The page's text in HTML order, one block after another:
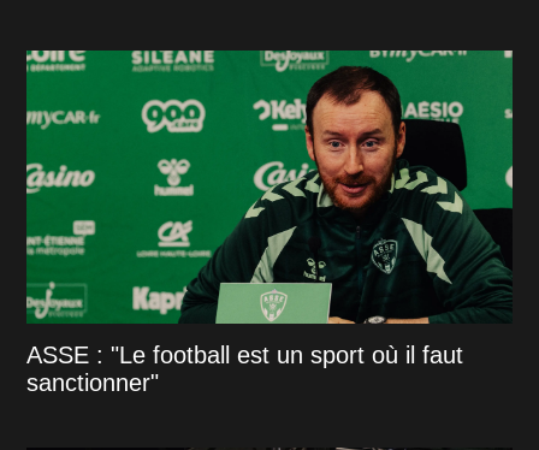
ASSE : "Le football est un sport où il faut
sanctionner"